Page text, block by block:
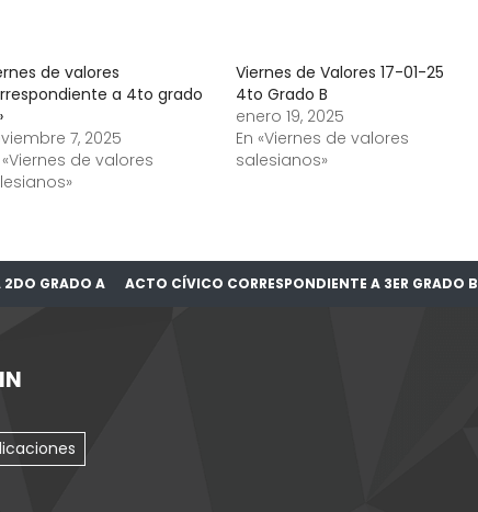
de valores
a 4to grado
7, 2025
«Viernes de valores
Viernes de Valores 17-01-25
4to Grado B
enero 19, 2025
En «Viernes de valores
salesianos»
2DO GRADO A ACTO CÍVICO CORRESPONDIENTE A 3ER GRADO B